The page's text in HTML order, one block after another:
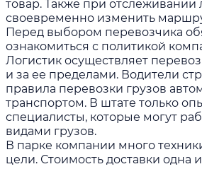
товар. Также при отслеживании
своевременно изменить
Перед выбором перевозчика
ознакомиться с политикой
Логистик осуществляет
и за ее пределами. Водители
правила перевозки грузов
транспортом. В штате только
специалисты, которые могут
видами грузов.
В парке компании много
цели. Стоимость доставки одна